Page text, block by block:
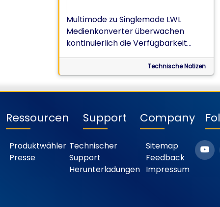
Multimode zu Singlemode LWL
Medienkonverter überwachen
kontinuierlich die Verfügbarkeit
beider LWL /
Glasfaserverbindungen.
Technischer Hinweis von Perle.
Technische Notizen
Ressourcen
Produktwähler
Presse
Support
Technischer
Support
Herunterladungen
Company
Sitemap
Feedback
Impressum